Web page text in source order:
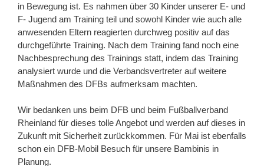
in Bewegung ist. Es nahmen über 30 Kinder unserer E- und
F- Jugend am Training teil und sowohl Kinder wie auch alle
anwesenden Eltern reagierten durchweg positiv auf das
durchgeführte Training. Nach dem Training fand noch eine
Nachbesprechung des Trainings statt, indem das Training
analysiert wurde und die Verbandsvertreter auf weitere
Maßnahmen des DFBs aufmerksam machten.
Wir bedanken uns beim DFB und beim Fußballverband
Rheinland für dieses tolle Angebot und werden auf dieses in
Zukunft mit Sicherheit zurückkommen. Für Mai ist ebenfalls
schon ein DFB-Mobil Besuch für unsere Bambinis in
Planung.